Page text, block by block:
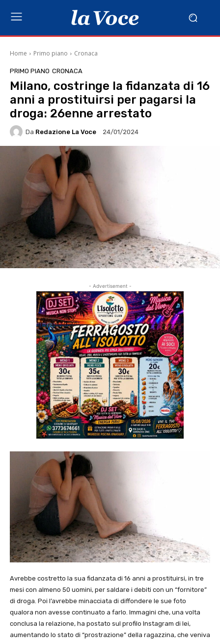
Home Primo piano Cronaca
PRIMO PIANO CRONACA
Milano, costringe la fidanzata di 16
anni a prostituirsi per pagarsi la
droga: 26enne arrestato
Da Redazione La Voce 24/01/2024
- Advertisement -
Avrebbe costretto la sua fidanzata di 16 anni a prostituirsi, in tre
mesi con almeno 50 uomini, per saldare i debiti con un “fornitore”
di droga. Poi l’avrebbe minacciata di diffondere le sue foto
qualora non avesse continuato a farlo. Immagini che, una volta
conclusa la relazione, ha postato sul profilo Instagram di lei,
aumentando lo stato di “prostrazione” della ragazzina, che veniva